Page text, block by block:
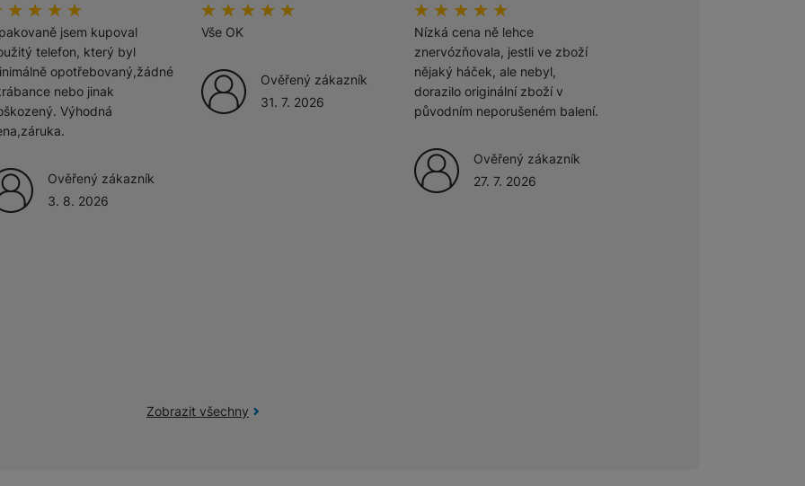
%
jsem kupoval
telefon, který byl
opotřebovaný,žádné
nebo jinak
Výhodná
Ověřený zákazník
3. 8. 2026
hodnoceni_zakazniku
100%
Vše OK
Ověřený zákazník
31. 7. 2026
hodnoceni_zakazniku
100%
Nízká cena ně lehce
znervózňovala, jestli ve zboží
nějaký háček, ale nebyl,
dorazilo originální zboží v
původním neporušeném balení.
Ověřený zákazník
27. 7. 2026
Zobrazit všechny